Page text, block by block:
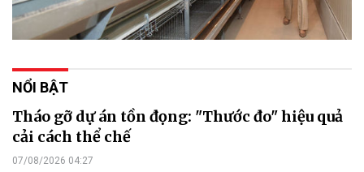
NỔI BẬT
Tháo gỡ dự án tồn đọng: "Thước đo" hiệu quả
cải cách thể chế
07/08/2026 04:27